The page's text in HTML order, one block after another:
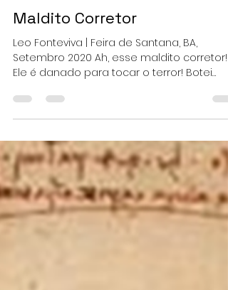
Ticiana Parada
Maldito Corretor
Leo Fonteviva | Feira de Santana, BA,
Setembro 2020 Ah, esse maldito corretor!
Ele é danado para tocar o terror! Botei
Letícia, ele me...